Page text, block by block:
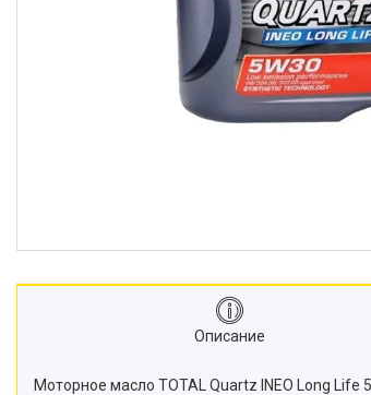
Описание
Моторное масло TOTAL Quartz INEO Long Life